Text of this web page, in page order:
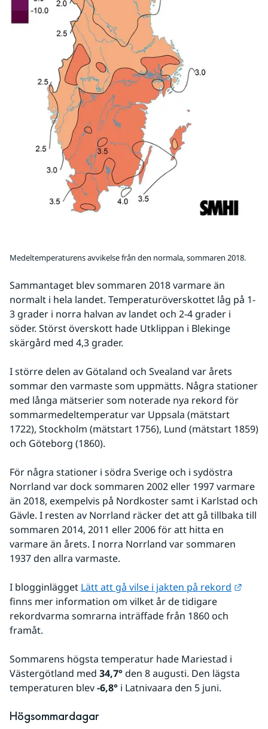
Medeltemperaturens avvikelse från den normala, sommaren 2018.
Sammantaget blev sommaren 2018 varmare än
normalt i hela landet. Temperaturöverskottet låg på 1-
3 grader i norra halvan av landet och 2-4 grader i
söder. Störst överskott hade Utklippan i Blekinge
skärgård med 4,3 grader.
I större delen av Götaland och Svealand var årets
sommar den varmaste som uppmätts. Några stationer
med långa mätserier som noterade nya rekord för
sommarmedeltemperatur var Uppsala (mätstart
1722), Stockholm (mätstart 1756), Lund (mätstart 1859)
och Göteborg (1860).
För några stationer i södra Sverige och i sydöstra
Norrland var dock sommaren 2002 eller 1997 varmare
än 2018, exempelvis på Nordkoster samt i Karlstad och
Gävle. I resten av Norrland räcker det att gå tillbaka till
sommaren 2014, 2011 eller 2006 för att hitta en
varmare än årets. I norra Norrland var sommaren
1937 den allra varmaste.
I blogginlägget Lätt att gå vilse i jakten på rekord
finns mer information om vilket år de tidigare
rekordvarma somrarna inträffade från 1860 och
framåt.
Sommarens högsta temperatur hade Mariestad i
Västergötland med 34,7° den 8 augusti. Den lägsta
temperaturen blev -6,8° i Latnivaara den 5 juni.
Högsommardagar